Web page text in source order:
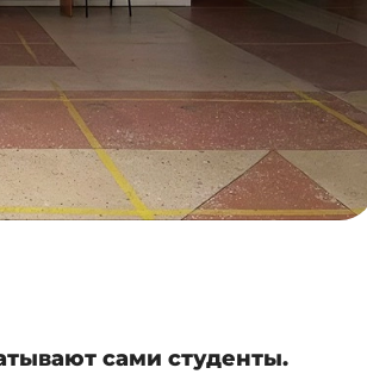
сами студенты.